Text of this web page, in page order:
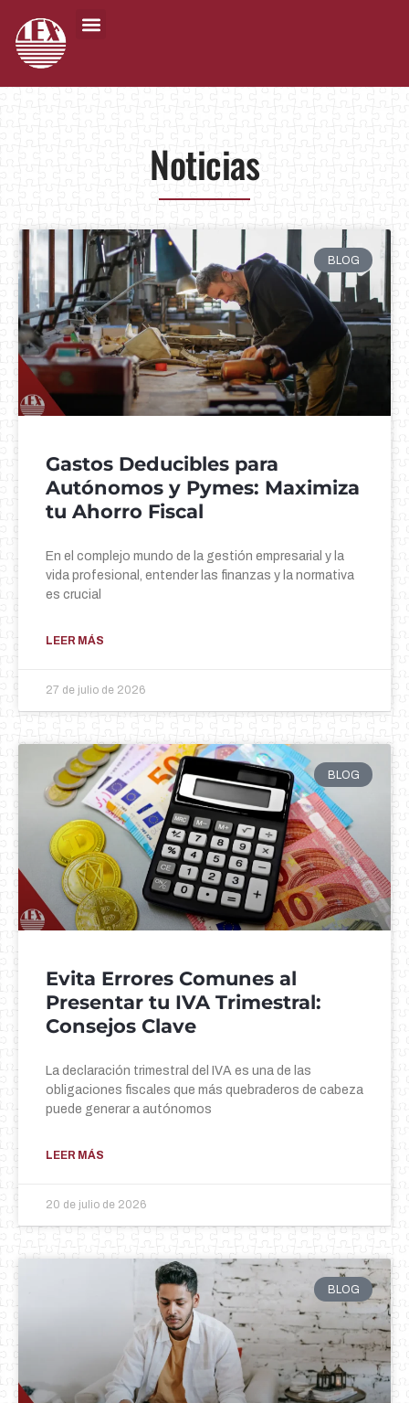
Noticias
BLOG
Gastos Deducibles para
Autónomos y Pymes: Maximiza
tu Ahorro Fiscal
En el complejo mundo de la gestión empresarial y la
vida profesional, entender las finanzas y la normativa
es crucial
LEER MÁS
27 de julio de 2026
BLOG
Evita Errores Comunes al
Presentar tu IVA Trimestral:
Consejos Clave
La declaración trimestral del IVA es una de las
obligaciones fiscales que más quebraderos de cabeza
puede generar a autónomos
LEER MÁS
20 de julio de 2026
BLOG